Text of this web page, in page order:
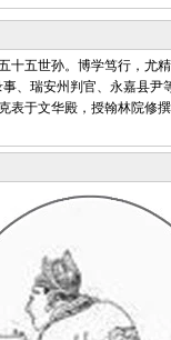
五世孙。博学笃行，尤精
、瑞安州判官、永嘉县
表于文华殿，授翰林院修